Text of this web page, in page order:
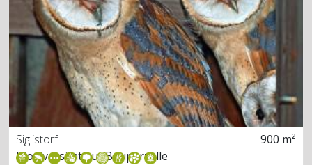
Siglistorf
900 m²
Biodiversität auf Bauparzelle